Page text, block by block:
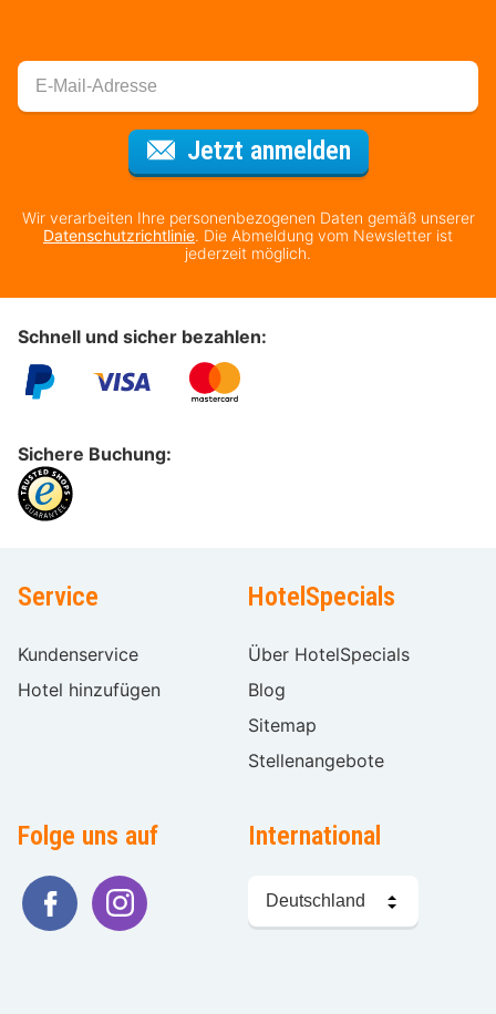
Jetzt anmeldenFür den
Wir verarbeiten Ihre personenbezogenen Daten gemäß unserer
Datenschutzrichtlinie. Die Abmeldung vom Newsletter ist
jederzeit möglich.
Schnell und sicher bezahlen:
Sichere Buchung:
Service
Kundenservice
Hotel hinzufügen
HotelSpecials
Über HotelSpecials
Blog
Sitemap
Stellenangebote
Folge uns auf International
wählen